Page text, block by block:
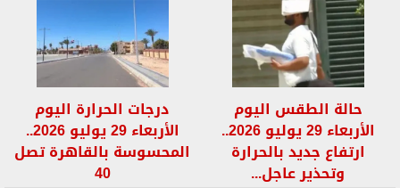
حالة الطقس اليوم
الأربعاء 29 يوليو 2026..
ارتفاع جديد بالحرارة
وتحذير عاجل...
درجات الحرارة اليوم
الأربعاء 29 يوليو 2026..
المحسوسة بالقاهرة تصل
40